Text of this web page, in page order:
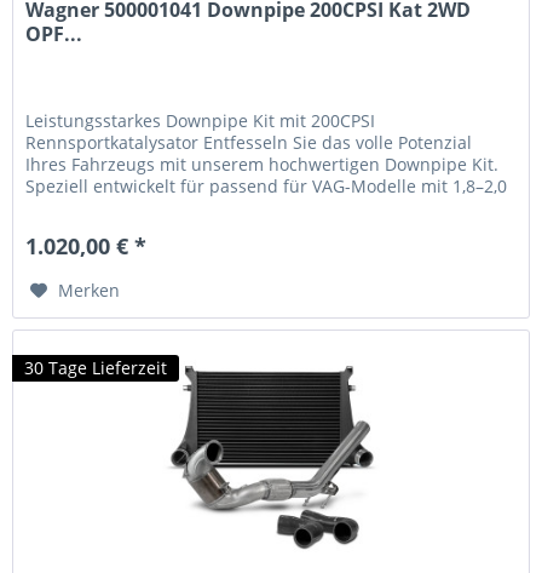
Wagner 500001041 Downpipe 200CPSI Kat 2WD
OPF...
Leistungsstarkes Downpipe Kit mit 200CPSI
Rennsportkatalysator Entfesseln Sie das volle Potenzial
Ihres Fahrzeugs mit unserem hochwertigen Downpipe Kit.
Speziell entwickelt für passend für VAG-Modelle mit 1,8–2,0
1.020,00 € *
Merken
30 Tage Lieferzeit